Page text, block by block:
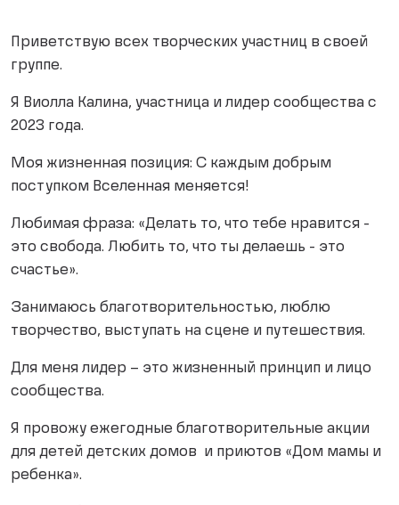
Приветствую всех творческих участниц в своей
группе.
Я Виолла Калина, участница и лидер сообщества с
2023 года.
Моя жизненная позиция: С каждым добрым
поступком Вселенная меняется!
Любимая фраза: «Делать то, что тебе нравится -
это свобода. Любить то, что ты делаешь - это
счастье».
Занимаюсь благотворительностью, люблю
творчество, выступать на сцене и путешествия.
Для меня лидер – это жизненный принцип и лицо
сообщества.
Я провожу ежегодные благотворительные акции
для детей детских домов и приютов «Дом мамы и
ребенка».